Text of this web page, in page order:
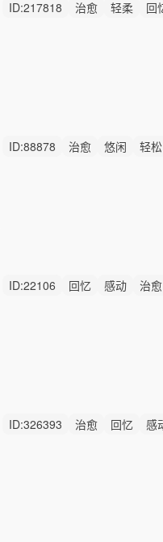
ID:217818 治愈 轻柔 回
ID:88878 治愈 悠闲 轻松
ID:22106 回忆 感动 治愈
ID:326393 治愈 回忆 感